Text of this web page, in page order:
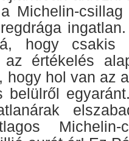
Michelin-
hogy
az értékelés
hogy hol van az
Michelin-